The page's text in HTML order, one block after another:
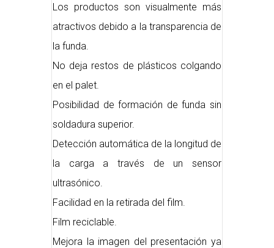
Los productos son visualmente más
atractivos debido a la transparencia de
la funda.
No deja restos de plásticos colgando
en el palet.
Posibilidad de formación de funda sin
soldadura superior.
Detección automática de la longitud de
la carga a través de un sensor
ultrasónico.
Facilidad en la retirada del film.
Film reciclable.
Mejora la imagen del presentación ya